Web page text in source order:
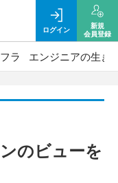
ログイン
新規
会員登録
ラ エンジニアの生き
のビューを